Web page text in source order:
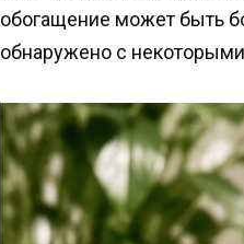
обогащение может быть
обнаружено с